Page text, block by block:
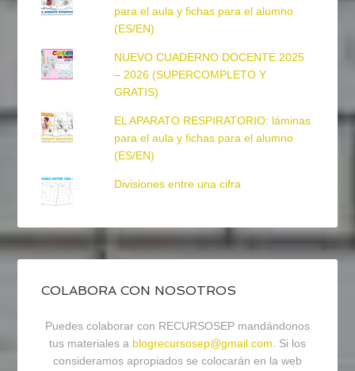
para el aula y fichas para el alumno
(ES/EN)
NUEVO CUADERNO DOCENTE 2025
– 2026 (SUPERCOMPLETO Y
GRATIS)
EL APARATO RESPIRATORIO: láminas
para el aula y fichas para el alumno
(ES/EN)
Divisiones entre una cifra
COLABORA CON NOSOTROS
Puedes colaborar con RECURSOSEP mandándonos
tus materiales a blogrecursosep@gmail.com. Si los
consideramos apropiados se colocarán en la web